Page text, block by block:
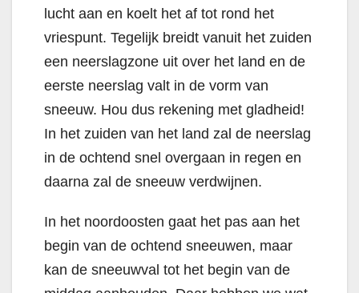
lucht aan en koelt het af tot rond het
vriespunt. Tegelijk breidt vanuit het zuiden
een neerslagzone uit over het land en de
eerste neerslag valt in de vorm van
sneeuw. Hou dus rekening met gladheid!
In het zuiden van het land zal de neerslag
in de ochtend snel overgaan in regen en
daarna zal de sneeuw verdwijnen.
In het noordoosten gaat het pas aan het
begin van de ochtend sneeuwen, maar
kan de sneeuwval tot het begin van de